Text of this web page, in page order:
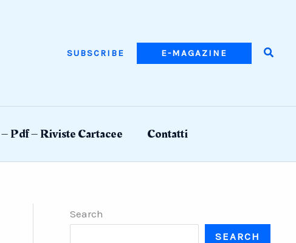
SUBSCRIBE E-MAGAZINE
Pdf – Riviste Cartacee Contatti
Search
SEARCH